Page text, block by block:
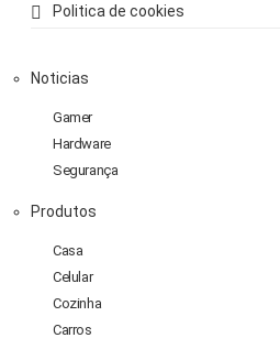
Politica de cookies
Noticias
Gamer
Hardware
Segurança
Produtos
Casa
Celular
Cozinha
Carros